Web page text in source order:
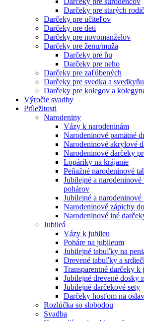
Darčeky pre starých
Darčeky pre učiteľov
Darčeky pre deti
Darčeky pre novomanželov
Darčeky pre ženu/muža
Darčeky pre ňu
Darčeky pre neho
Darčeky pre zaľúbených
Darčeky pre svedka a svedkyňu
Darčeky pre kolegov a
Výročie svadby
Príležitosti
Narodeniny
Vázy k narodeninám
Narodeninové pamätné
Narodeninové akrylové
Narodeninové darčeky
Lopáriky na krájanie
Peňažné narodeninové
Jubilejné a
pohárov
Jubilejné a narodeninové
Narodeninové zápichy
Narodeninové iné
Jubileá
Vázy k jubileu
Poháre na jubileum
Jubilejné tabuľky na
Drevené tabuľky a
Transparentné darčeky k
Jubilejné drevené dosky
Jubilejné darčekové sety
Darčeky hosťom na
Rozlúčka so slobodou
Svadba